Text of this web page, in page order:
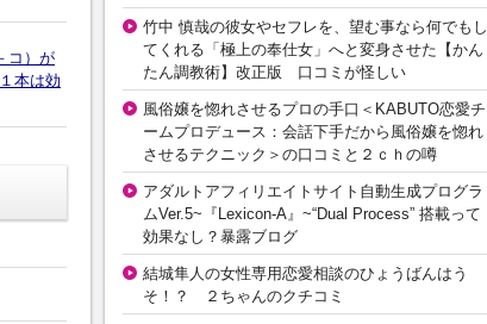
コ）が
本は効
竹中 慎哉の彼女やセフレを、望む事なら何でもし
てくれる「極上の奉仕女」へと変身させた【かん
たん調教術】改正版 口コミが怪しい
風俗嬢を惚れさせるプロの手口＜KABUTO恋愛チ
ームプロデュース：会話下手だから風俗嬢を惚れ
させるテクニック＞の口コミと２ｃｈの噂
アダルトアフィリエイトサイト自動生成プログラ
ムVer.5~『Lexicon-A』~“Dual Process” 搭載って
効果なし？暴露ブログ
結城隼人の女性専用恋愛相談のひょうばんはう
そ！？ ２ちゃんのクチコミ